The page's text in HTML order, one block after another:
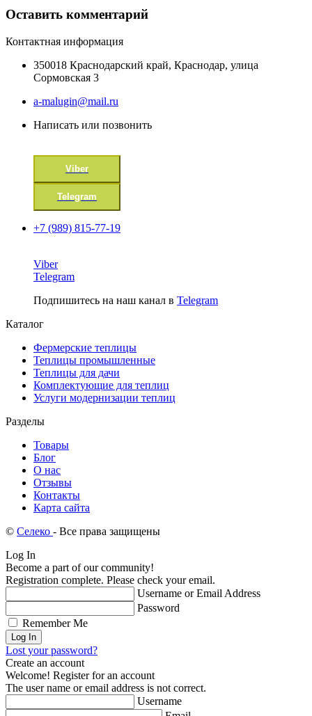
Оставить комментарий
Контактная информация
350018 Краснодарский край, Краснодар, улица
Сормовская 3
a-malugin@mail.ru
Написать или позвонить
Viber
Telegram
+7 (989) 815-77-19
Viber
Telegram
Подпишитесь на наш канал в Telegram
Каталог
Фермерские теплицы
Теплицы промышленные
Теплицы для дачи
Комплектующие для теплиц
Услуги модернизации теплиц
Разделы
Товары
Блог
О нас
Отзывы
Контакты
Карта сайта
© Селеко - Все права защищены
Log In
Become a part of our community!
Registration complete. Please check your email.
Username or Email Address
Password
Remember Me
Lost your password?
Create an account
Welcome! Register for an account
The user name or email address is not correct.
Username